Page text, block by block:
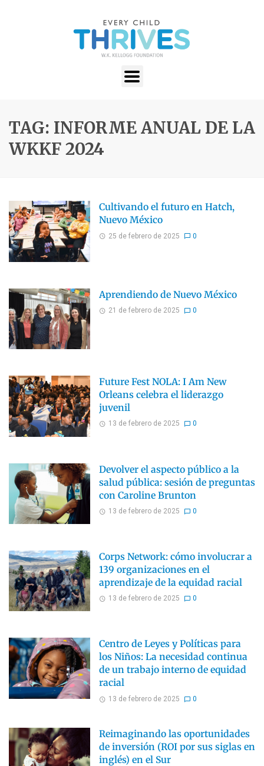
TAG: INFORME ANUAL DE LA
WKKF 2024
Cultivando el futuro en Hatch,
Nuevo México
25 de febrero de 2025 0
Aprendiendo de Nuevo México
21 de febrero de 2025 0
Future Fest NOLA: I Am New
Orleans celebra el liderazgo
juvenil
13 de febrero de 2025 0
Devolver el aspecto público a la
salud pública: sesión de preguntas
con Caroline Brunton
13 de febrero de 2025 0
Corps Network: cómo involucrar a
139 organizaciones en el
aprendizaje de la equidad racial
13 de febrero de 2025 0
Centro de Leyes y Políticas para
los Niños: La necesidad continua
de un trabajo interno de equidad
racial
13 de febrero de 2025 0
Reimaginando las oportunidades
de inversión (ROI por sus siglas en
inglés) en el Sur